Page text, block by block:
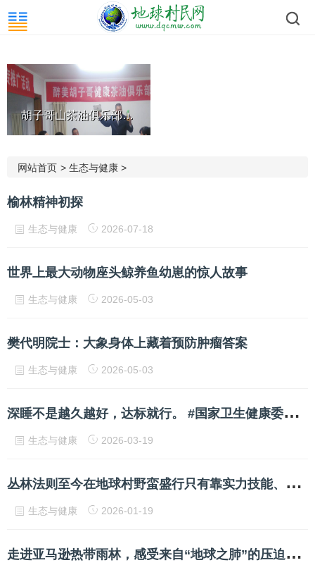
胡子哥山茶油俱乐部成立暨醉...
网站首页 > 生态与健康 >
榆林精神初探
生态与健康 2026-07-18
世界上最大动物座头鲸养鱼幼崽的惊人故事
生态与健康 2026-05-03
樊代明院士：大象身体上藏着预防肿瘤答案
生态与健康 2026-05-03
深
睡不是越久越好，达标就行。 #国家卫生健康委新闻发布会 #深度睡眠#渐进式放松练习
生态与健康 2026-03-19
丛
林法则至今在地球村野蛮盛行只有靠实力技能、团队合作才有饭吃
生态与健康 2026-01-19
走
进亚马逊热带雨林，感受来自“地球之肺”的压迫感.人类的禁区，保护野生动植物人人有责